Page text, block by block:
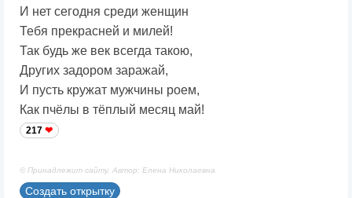
И нет сегодня среди женщин
Тебя прекрасней и милей!
Так будь же век всегда такою,
Других задором заражай,
И пусть кружат мужчины роем,
Как пчёлы в тёплый месяц май!
217
© Принадлежит сайту. Автор: Елена Николаевна
Создать открытку